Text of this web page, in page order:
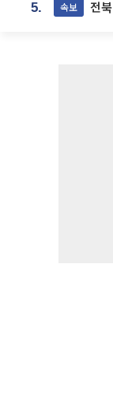
5. 속보 전